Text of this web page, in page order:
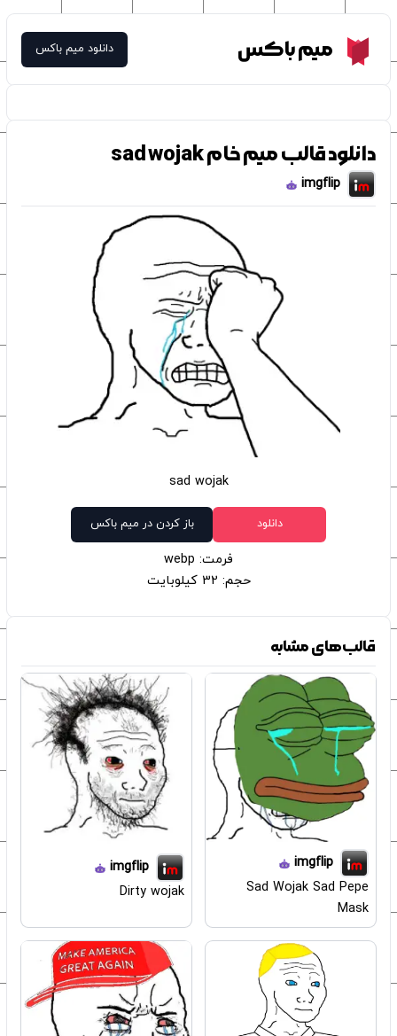
Meme Boxمیم باکس دانلود میم باکس
دانلود قالب میم خام sad wojak
imgflip
sad wojak
دانلود باز کردن در میم باکس
فرمت: webp
حجم: 32 کیلوبایت
قالب‌های مشابه
imgflip
Sad Wojak Sad Pepe
Mask
imgflip
Dirty wojak